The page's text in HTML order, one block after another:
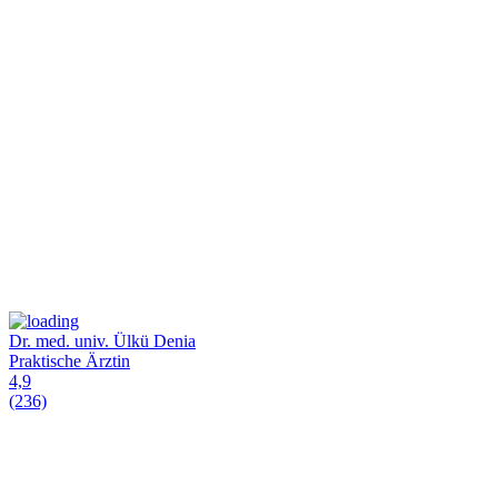
Dr. med. univ. Ülkü Denia
Praktische Ärztin
4,9
(236)